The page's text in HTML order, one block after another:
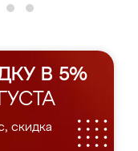
В 5%
скидка